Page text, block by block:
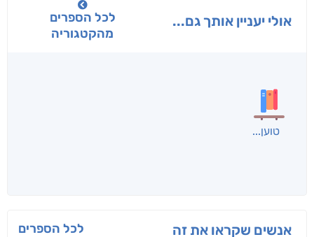
אולי יעניין אותך גם...
לכל הספרים
מהקטגוריה
בפנוכו תרדמת